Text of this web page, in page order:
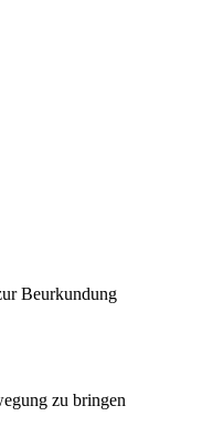
Beurkundung
zu bringen